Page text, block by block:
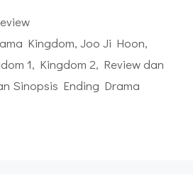
Kingdom,Joo Ji Hoon,
1, Kingdom 2, Review dan
Sinopsis Ending Drama